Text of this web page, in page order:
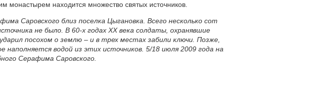
монастырем находится множество святых источников.
Саровского близ поселка Цыгановка. Всего несколько сот
не было. В 60-х годах ХХ века солдаты, охранявшие
посохом о землю – и в трех местах забили ключи. Позже,
наполняется водой из этих источников. 5/18 июля 2009 года на
Серафима Саровского.